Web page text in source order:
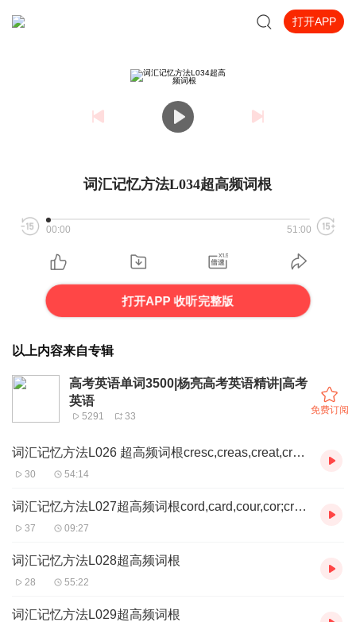
打开APP
词汇记忆方法L034超高频词根
00:00 51:00
打开APP 收听完整版
以上内容来自专辑
高考英语单词3500|杨亮高考英语精讲|高考
英语
5291 33
免费订阅
词汇记忆方法L026 超高频词根cresc,creas,creat,cre,cret；clim,clin
30 54:14
词汇记忆方法L027超高频词根cord,card,cour,cor;cred(it);corp等
37 09:27
词汇记忆方法L028超高频词根
28 55:22
词汇记忆方法L029超高频词根